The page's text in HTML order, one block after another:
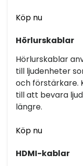
Köp nu
Hörlurskablar
Hörlurskablar
till ljudenheter
och förstärkare.
till att bevara
längre.
Köp nu
HDMI-kablar